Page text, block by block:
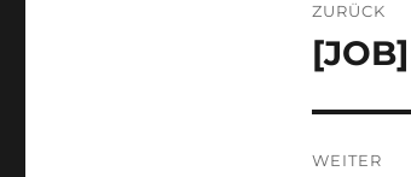
ZURÜCK
Vorheriger
WEITER